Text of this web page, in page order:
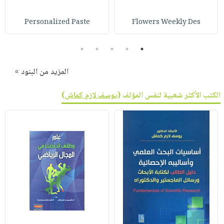
Flowers Weekly Des
Personalized Paste
1
2
3
4
5
المزيد من البنود »
الكتب الأكثر شعبية لنفس المؤلف (يوسف لازم كماش)